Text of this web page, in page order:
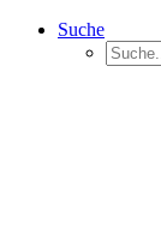
Suche